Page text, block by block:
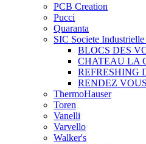
PCB Creation
Pucci
Quaranta
SIC Societe
BLOCS DES
CHATEAU LA
REFRESHING
RENDEZ VOUS
ThermoHauser
Toren
Vanelli
Varvello
Walker's